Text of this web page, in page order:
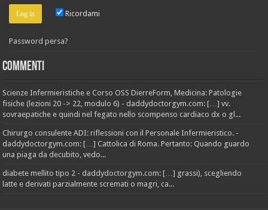
Ricordami
Password persa?
Commenti
Scienze Infermieristiche e Corso OSS DierreForm, Medicina: Patologie
fisiche (lezioni 20 -> 22, modulo 6) - daddydoctorgym.com: […] vv.
sovraepatiche e quindi nel fegato nello scompenso cardiaco dx o gl...
Chirurgo consulente ADI: riflessioni con il Personale Infermieristico. -
daddydoctorgym.com: […] Cattolica di Roma. Pertanto: Quando guardo
una piaga da decubito, vedo...
diabete mellito tipo 2 - daddydoctorgym.com: […] grassi), scegliendo
latte e derivati parzialmente scremati o magri, ca...